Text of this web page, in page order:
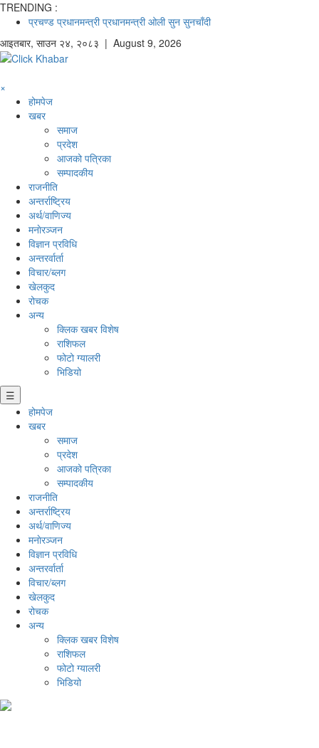
TRENDING :
प्रचण्ड प्रधानमन्त्री प्रधानमन्त्री ओली सुन सुनचाँदी
आइतबार, साउन २४, २०८३ | August 9, 2026
×
होमपेज
खबर
समाज
प्रदेश
आजको पत्रिका
सम्पादकीय
राजनीति
अन्तर्राष्ट्रिय
अर्थ/वाणिज्य
मनाेरञ्जन
विज्ञान प्रविधि
अन्तरर्वार्ता
विचार/ब्लग
खेलकुद
रोचक
अन्य
क्लिक खबर विशेष
राशिफल
फोटो ग्यालरी
भिडियो
☰
होमपेज
खबर
समाज
प्रदेश
आजको पत्रिका
सम्पादकीय
राजनीति
अन्तर्राष्ट्रिय
अर्थ/वाणिज्य
मनाेरञ्जन
विज्ञान प्रविधि
अन्तरर्वार्ता
विचार/ब्लग
खेलकुद
रोचक
अन्य
क्लिक खबर विशेष
राशिफल
फोटो ग्यालरी
भिडियो